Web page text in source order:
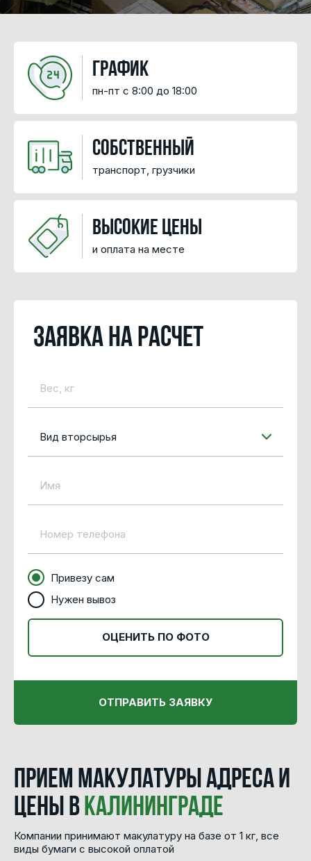
График
пн-пт с 8:00 до 18:00
Собственный
транспорт, грузчики
высокие цены
и оплата на месте
Заявка на расчет
Вид вторсырья
Привезу сам
Нужен вывоз
ОЦЕНИТЬ ПО ФОТО
ОТПРАВИТЬ ЗАЯВКУ
Прием макулатуры адреса и
цены вКалининграде
Компании принимают макулатуру на базе от 1 кг, все
виды бумаги с высокой оплатой